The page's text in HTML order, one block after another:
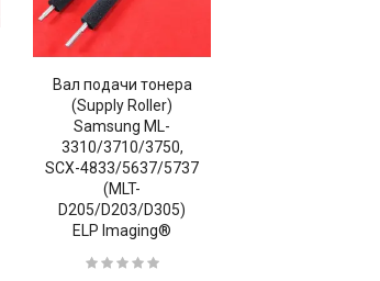
Вал подачи тонера
(Supply Roller)
Samsung ML-
3310/3710/3750,
SCX-4833/5637/5737
(MLT-
D205/D203/D305)
ELP Imaging®